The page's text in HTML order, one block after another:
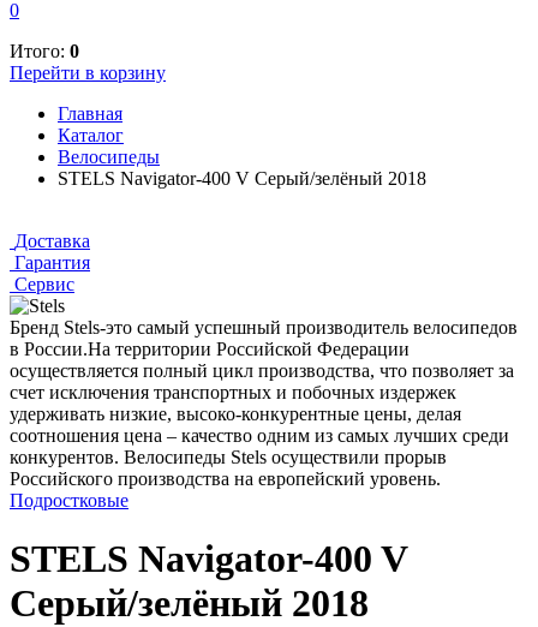
0
Итого: 0
Перейти в корзину
Главная
Каталог
Велосипеды
STELS Navigator-400 V Серый/зелёный 2018
Доставка
Гарантия
Сервис
Бренд Stels-это самый успешный производитель велосипедов
в России.На территории Российской Федерации
осуществляется полный цикл производства, что позволяет за
счет исключения транспортных и побочных издержек
удерживать низкие, высоко-конкурентные цены, делая
соотношения цена – качество одним из самых лучших среди
конкурентов. Велосипеды Stels осуществили прорыв
Российского производства на европейский уровень.
Подростковые
STELS Navigator-400 V
Серый/зелёный 2018